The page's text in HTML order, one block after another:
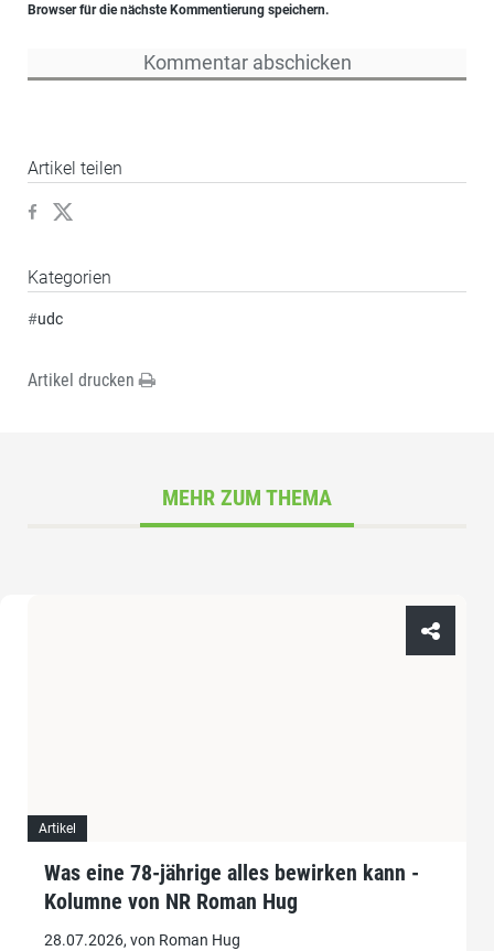
Browser für die nächste Kommentierung speichern.
Artikel teilen
Kategorien
#udc
Artikel drucken
MEHR ZUM THEMA
Artikel
Was eine 78-jährige alles bewirken kann -
Kolumne von NR Roman Hug
28.07.2026, von Roman Hug